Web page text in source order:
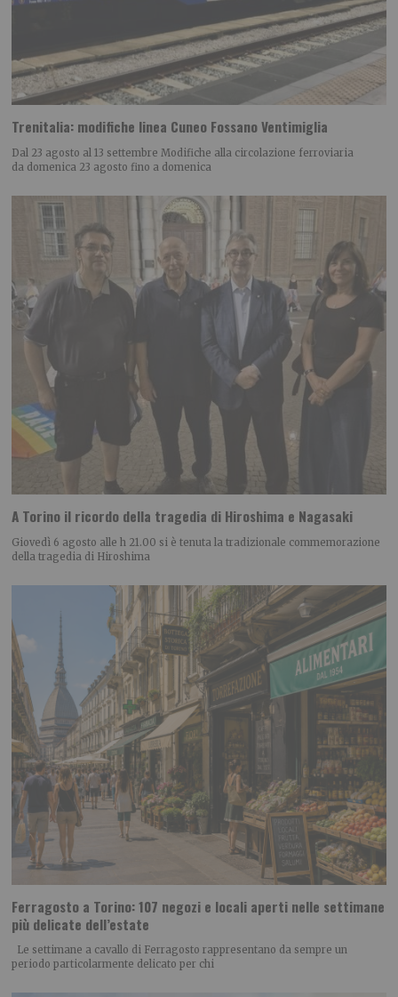
Trenitalia: modifiche linea Cuneo Fossano Ventimiglia
Dal 23 agosto al 13 settembre Modifiche alla circolazione ferroviaria
da domenica 23 agosto fino a domenica
A Torino il ricordo della tragedia di Hiroshima e Nagasaki
Giovedì 6 agosto alle h 21.00 si è tenuta la tradizionale commemorazione
della tragedia di Hiroshima
Ferragosto a Torino: 107 negozi e locali aperti nelle settimane
più delicate dell’estate
Le settimane a cavallo di Ferragosto rappresentano da sempre un
periodo particolarmente delicato per chi